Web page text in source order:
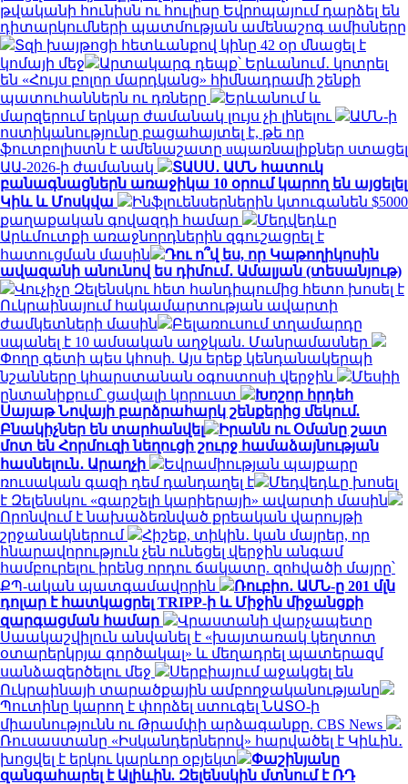
թվականի հունիսն ու հուլիսը Եվրոպայում դարձել են
դիտարկումների պատմության ամենաշոգ ամիսները
Տզի խայթոցի հետևանքով կինը 42 օր մնացել է
կոմայի մեջ
Արտակարգ դեպք՝ Երևանում․ կոտրել
են «Հույս բոլոր մարդկանց» հիմնադրամի շենքի
պատուհաններն ու դռները
Երևանում և
մարզերում երկար ժամանակ լույս չի լինելու
ԱՄՆ-ի
ոստիկանությունը բացահայտել է, թե որ
ֆուտբոլիստն է ամենաշատը uպառնալիքներ ստացել
ԱԱ-2026-ի ժամանակ
ՏԱՍՍ․ ԱՄՆ հատուկ
բանագնացներն առաջիկա 10 օրում կարող են այցելել
Կիև և Մոսկվա
Ինֆլուենսերներին կտուգանեն $5000
քաղաքական գովազդի համար
Մեդվեդևը
Արևմուտքի առաջնորդներին զգուշացրել է
հատուցման մասին
Դու ո՞վ ես, որ Կաթողիկոսին
ավազանի անունով ես դիմում․ Ամալյան (տեսանյութ)
Վուչիչը Զելենսկու հետ հանդիպումից հետո խոսել է
Ուկրաինայում հակամարտության ավարտի
ժամկետների մասին
Բելառուսում տղամարդը
սպանել է 10 ամսական աղջկան. Մանրամասներ
Փողը գետի պես կհոսի. Այս երեք կենդանակերպի
նշանները կհարստանան օգոստոսի վերջին
Մեսիի
ընտանիքում՝ ցավալի կորուստ
Խոշոր հրդեհ
Սայաթ Նովայի բարձրահարկ շենքերից մեկում.
Բնակիչներ են տարհանվել
Իրանն ու Օմանը շատ
մոտ են Հորմուզի նեղուցի շուրջ համաձայնության
հասնելուն․ Արաղչի
Եվրամիության պայքարը
ռուսական գազի դեմ դանդաղել է
Մեդվեդևը խոսել
է Զելենսկու «գարշելի կարիերայի» ավարտի մասին
Որոնվում է նախաձեռնված քրեական վարույթի
շրջանակներում
Հիշեք, տիկին․ կան մայրեր, որ
հնարավորություն չեն ունեցել վերջին անգամ
համբուրելու իրենց որդու ճակատը. զոհվածի մայրը՝
ՔՊ-ական պատգամավորին
Ռուբիո․ ԱՄՆ-ը 201 մլն
դոլար է հատկացրել TRIPP-ի և Միջին միջանցքի
զարգացման համար
Վրաստանի վարչապետը
Սաակաշվիլուն անվանել է «խայտառակ կեղտոտ
օտարերկրյա գործակալ» և մեղադրել պատերազմ
սանձազերծելու մեջ
Սերբիայում աջակցել են
Ուկրաինայի տարածքային ամբողջականությանը
Պուտինը կարող է փորձել ստուգել ՆԱՏՕ-ի
միասնությունն ու Թրամփի արձագանքը. CBS News
Ռուսաստանը «Իսկանդերներով» հարվածել է Կիևին․
խոցվել է երկու կարևոր օբյեկտ
Փաշինյանը
զանգահարել է Ալիևին. Զելենսկին մտնում է ՌԴ